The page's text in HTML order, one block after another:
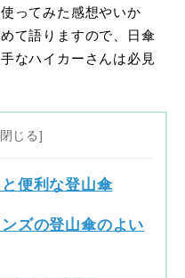
ってみた感想やいか
て語りますので、日傘
なハイカーさんは必見
便利な登山傘
ズの登山傘のよい